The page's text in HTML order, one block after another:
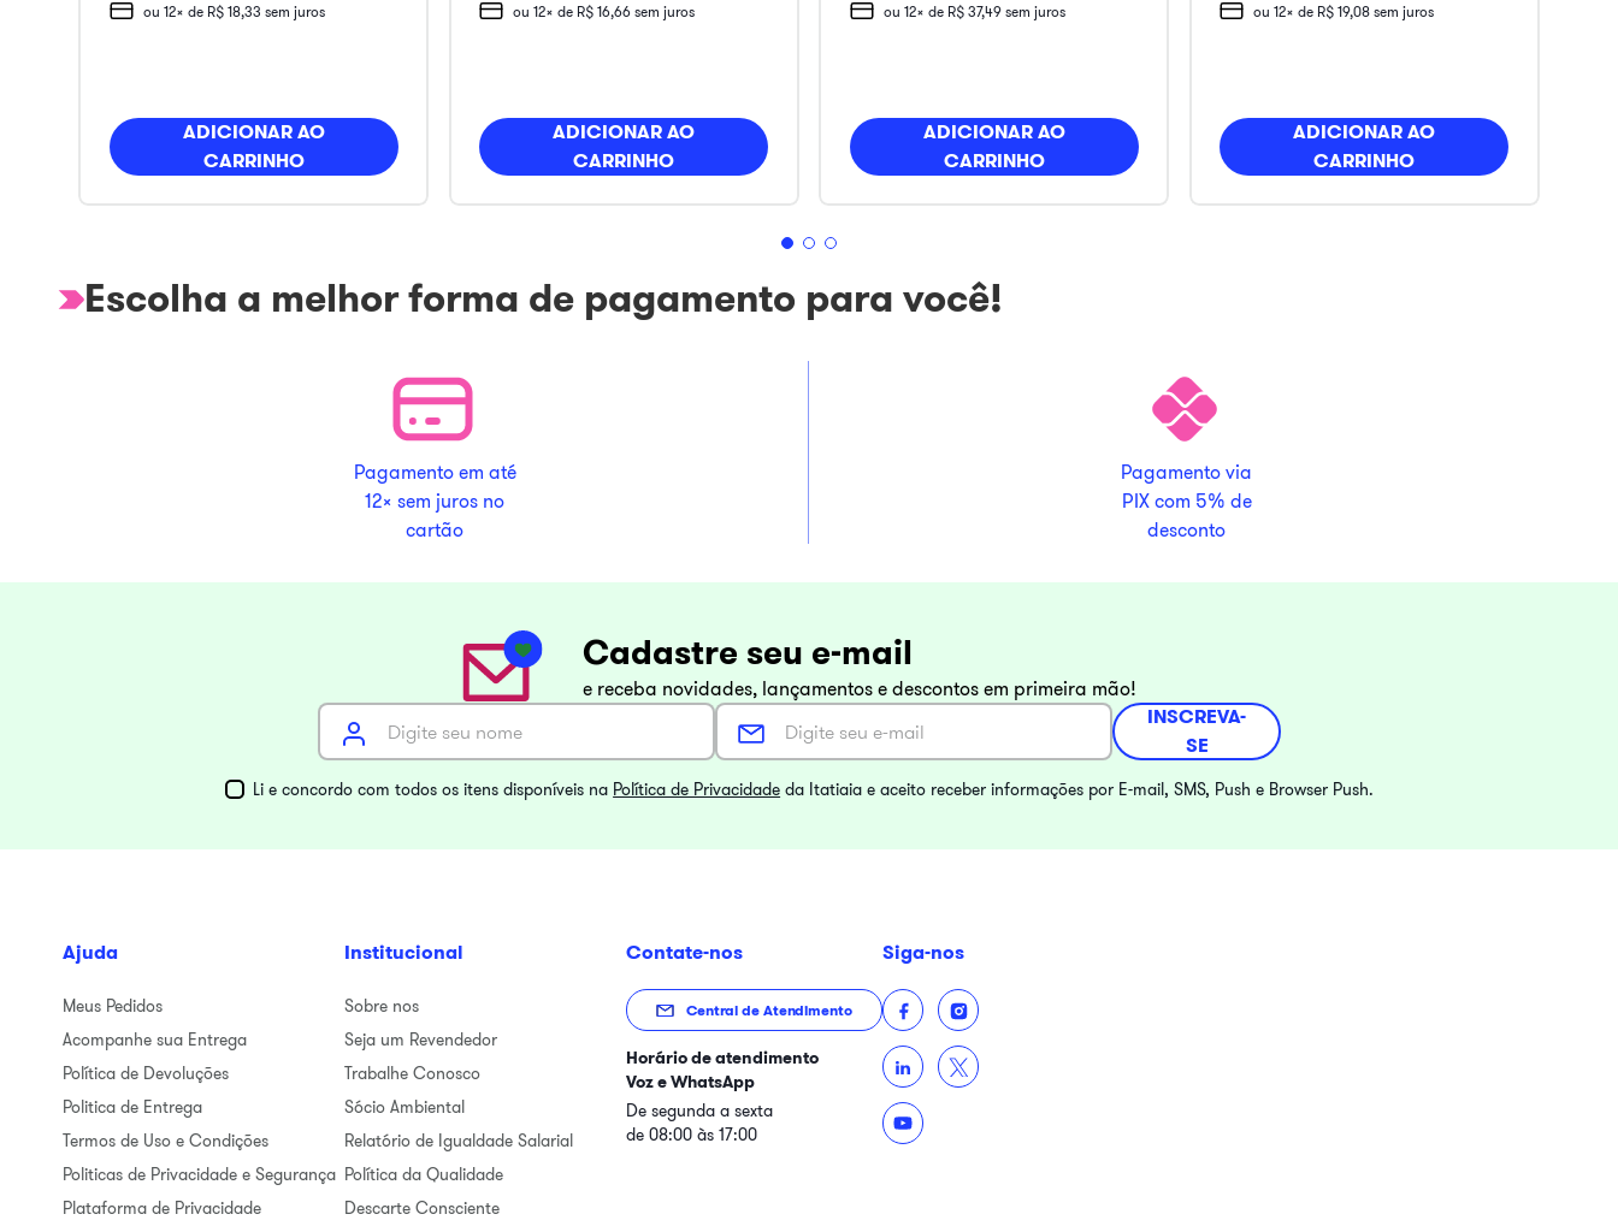
ou 12x de R$ 18,33 sem juros
ADICIONAR AO
CARRINHO
ou12x de R$ 16,66 sem juros
ADICIONAR AO
CARRINHO
ou 12x de R$ 37,49sem juros
ADICIONAR AO
CARRINHO
ou12x de R$ 19,08 sem juros
ADICIONAR AO
CARRINHO
Escolha a melhor forma de pagamento para você!
Pagamento em até
12x sem juros no
cartão
Pagamento via
PIX com 5% de
desconto
Cadastre seu e-mail
e receba novidades, lançamentos e descontos em primeira mão!
INSCREVA-
SE
Li e concordo com todos os itens disponíveis na Política de Privacidade da Itatiaia e aceito receber informações por E-mail, SMS, Push e Browser Push.
Ajuda
Meus Pedidos
Acompanhe sua Entrega
Política de Devoluções
Politica de Entrega
Termos de Uso e Condições
Politicas de Privacidade e Segurança
Plataforma de Privacidade
Institucional
Sobre nos
Seja um Revendedor
Trabalhe Conosco
Sócio Ambiental
Relatório de Igualdade Salarial
Política da Qualidade
Descarte Consciente
Contate-nos
Central de Atendimento
Horário de atendimento
Voz e WhatsApp
De segunda a sexta
de 08:00 às 17:00
Siga-nos